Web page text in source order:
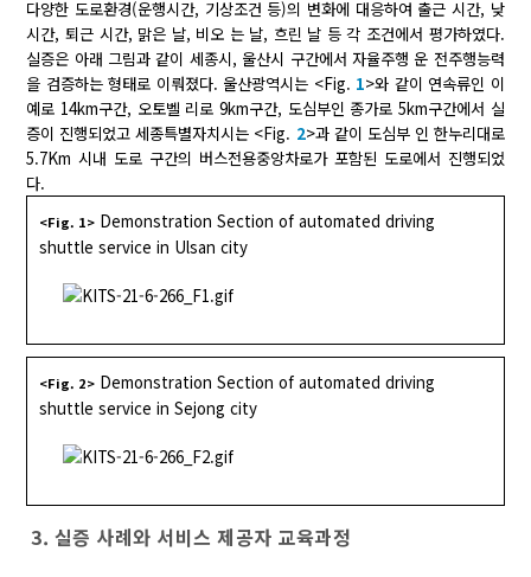
다양한 도로환경(운행시간, 기상조건 등)의 변화에 대응하여 출근 시간, 낮
시간, 퇴근 시간, 맑은 날, 비오 는 날, 흐린 날 등 각 조건에서 평가하였다.
실증은 아래 그림과 같이 세종시, 울산시 구간에서 자율주행 운 전주행능력
을 검증하는 형태로 이뤄졌다. 울산광역시는 <Fig. 1>와 같이 연속류인 이
예로 14km구간, 오토벨 리로 9km구간, 도심부인 종가로 5km구간에서 실
증이 진행되었고 세종특별자치시는 <Fig. 2>과 같이 도심부 인 한누리대로
5.7Km 시내 도로 구간의 버스전용중앙차로가 포함된 도로에서 진행되었
다.
<Fig. 1> Demonstration Section of automated driving
shuttle service in Ulsan city
<Fig. 2> Demonstration Section of automated driving
shuttle service in Sejong city
3. 실증 사례와 서비스 제공자 교육과정